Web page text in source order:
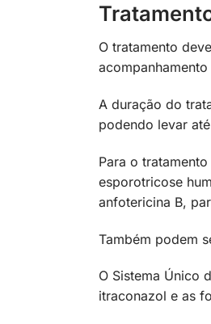
O tratamento
A duração do
podendo levar
Para o
esporotricose
anfotericina B,
Também podem
O Sistema Único
itraconazol e as